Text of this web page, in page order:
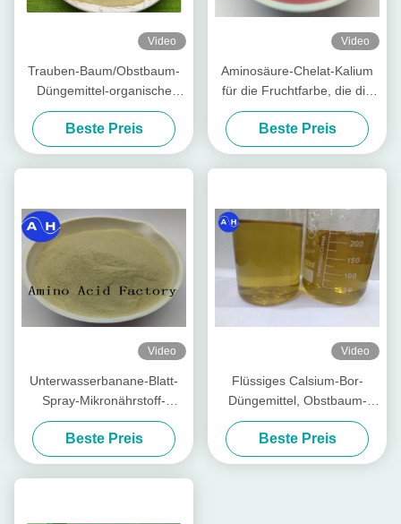
Video
Trauben-Baum/Obstbaum-
Düngemittel-organische
Aminosäure chelierten
Mineralien
Beste Preis
Video
Aminosäure-Chelat-Kalium
für die Fruchtfarbe, die die
Entwicklung der roten Farbe
fördert
Beste Preis
Video
Unterwasserbanane-Blatt-
Spray-Mikronährstoff-
Aminosäure cheliertes
Kalziummagnesium-Zink
Beste Preis
Video
Flüssiges Calsium-Bor-
Düngemittel, Obstbaum-
Düngemittel mit
Aminosäuren in den Anlagen
Beste Preis